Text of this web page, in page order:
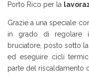
Porto Rico per la
Grazie a una speciale
in grado di regolare
bruciatore, posto sotto
ed eseguire cicli
parte del riscaldamento